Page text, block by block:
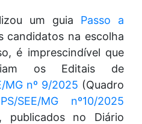
um guia Passo a
candidatos na escolha
é imprescindível que
os Editais de
MG nº 9/2025 (Quadro
PS/SEE/MG nº10/2025
publicados no Diário